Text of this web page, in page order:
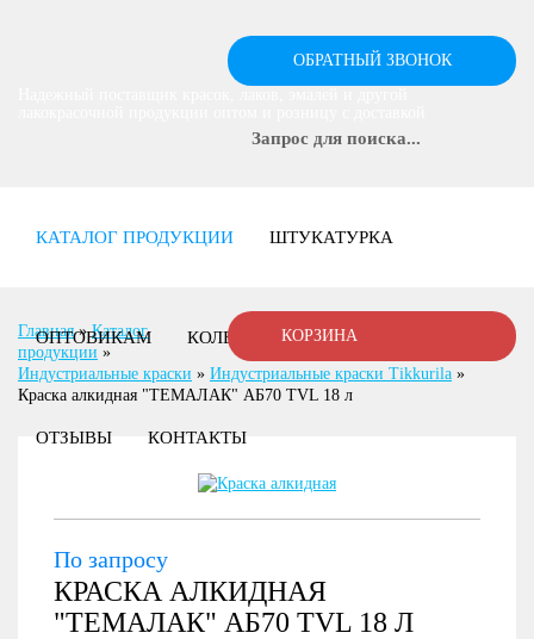
ОБРАТНЫЙ ЗВОНОК
КАТАЛОГ ПРОДУКЦИИ ШТУКАТУРКА
ОПТОВИКАМ КОЛЕРОВКА ДОСТАВКА
ОТЗЫВЫ КОНТАКТЫ
КОРЗИНА
Главная»Каталог
продукции »
Индустриальные краски » Индустриальные краски Tikkurila »
Краска алкидная "ТЕМАЛАК" AБ70 TVL 18 л
По запросу
КРАСКА АЛКИДНАЯ
"ТЕМАЛАК" AБ70 TVL 18 Л